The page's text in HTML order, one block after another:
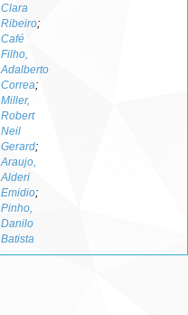
Clara
Ribeiro;
Café
Filho,
Adalberto
Correa;
Miller,
Robert
Neil
Gerard;
Araujo,
Alderi
Emidio;
Pinho,
Danilo
Batista